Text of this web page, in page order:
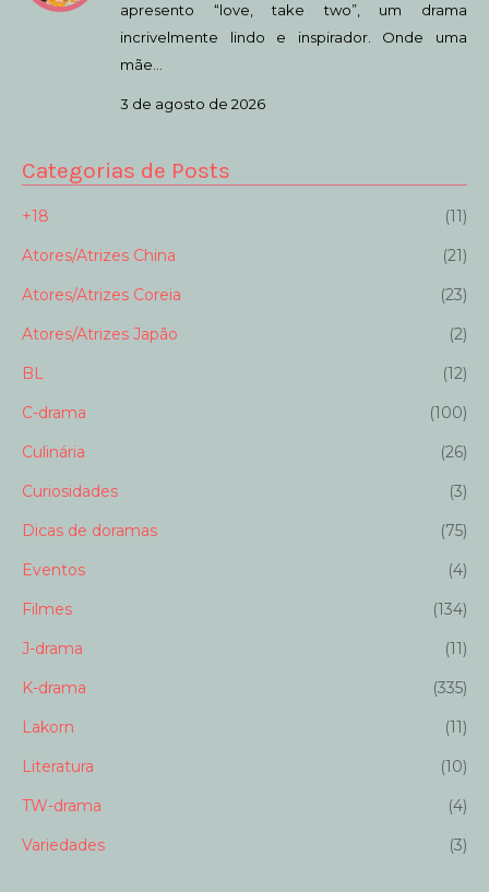
apresento “love, take two”, um drama
incrivelmente lindo e inspirador. Onde uma
mãe…
3 de agosto de 2026
Categorias de Posts
+18
(11)
Atores/Atrizes China
(21)
Atores/Atrizes Coreia
(23)
Atores/Atrizes Japão
(2)
BL
(12)
C-drama
(100)
Culinária
(26)
Curiosidades
(3)
Dicas de doramas
(75)
Eventos
(4)
Filmes
(134)
J-drama
(11)
K-drama
(335)
Lakorn
(11)
Literatura
(10)
TW-drama
(4)
Variedades
(3)